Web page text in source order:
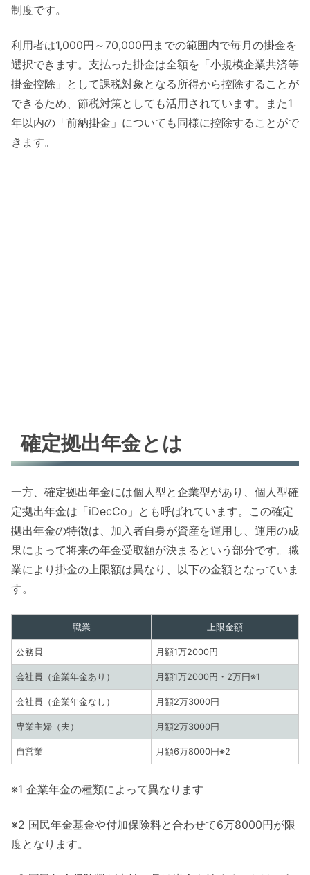
制度です。
利用者は1,000円～70,000円までの範囲内で毎月の掛金を
選択できます。支払った掛金は全額を「小規模企業共済等
掛金控除」として課税対象となる所得から控除することが
できるため、節税対策としても活用されています。また1
年以内の「前納掛金」についても同様に控除することがで
きます。
確定拠出年金とは
一方、確定拠出年金には個人型と企業型があり、個人型確
定拠出年金は「iDecCo」とも呼ばれています。この確定
拠出年金の特徴は、加入者自身が資産を運用し、運用の成
果によって将来の年金受取額が決まるという部分です。職
業により掛金の上限額は異なり、以下の金額となっていま
す。
職業 上限金額
公務員 月額1万2000円
会社員（企業年金あり） 月額1万2000円・2万円※1
会社員（企業年金なし） 月額2万3000円
専業主婦（夫） 月額2万3000円
自営業 月額6万8000円※2
※1 企業年金の種類によって異なります
※2 国民年金基金や付加保険料と合わせて6万8000円が限
度となります。